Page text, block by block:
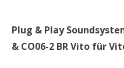
Plug & Play
& CO06-2 BR Vito für